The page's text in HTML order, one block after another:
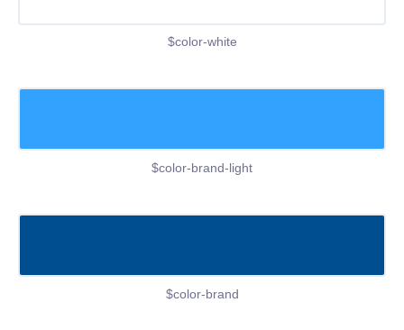
$color-white
$color-brand-light
$color-brand